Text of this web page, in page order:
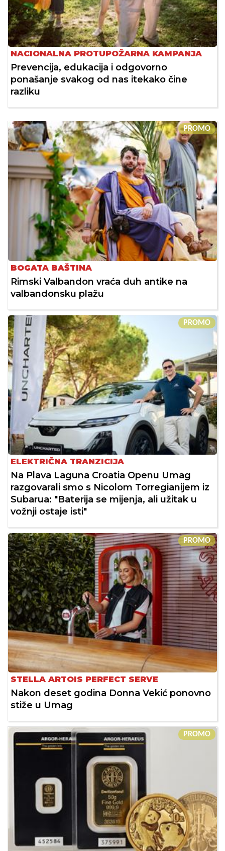
NACIONALNA PROTUPOŽARNA KAMPANJA
Prevencija, edukacija i odgovorno
ponašanje svakog od nas itekako čine
razliku
PROMO
BOGATA BAŠTINA
Rimski Valbandon vraća duh antike na
valbandonsku plažu
PROMO
ELEKTRIČNA TRANZICIJA
Na Plava Laguna Croatia Openu Umag
razgovarali smo s Nicolom Torregianijem iz
Subarua: "Baterija se mijenja, ali užitak u
vožnji ostaje isti"
PROMO
STELLA ARTOIS PERFECT SERVE
Nakon deset godina Donna Vekić ponovno
stiže u Umag
PROMO